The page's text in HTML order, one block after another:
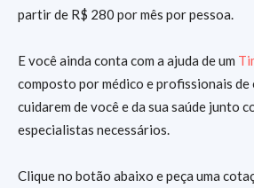
partir de R$ 280 por mês por pessoa.
E você ainda conta com a ajuda de um
composto por médico e profissionais de
cuidarem de você e da sua saúde junto
especialistas necessários.
Clique no botão abaixo e peça uma